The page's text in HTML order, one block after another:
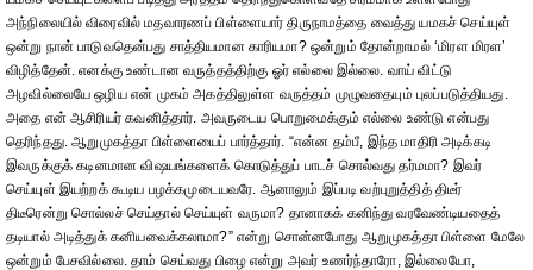
அந்நிலையில் விரைவில் மதவாரணப் பிள்ளையார் திருநாமத்தை வைத்து யமகச் செய்யுள்
ஒன்று நான் பாடுவதென்பது சாத்தியமான காரியமா? ஒன்றும் தோன்றாமல் ‘மிரள மிரள’
விழித்தேன். எனக்கு உண்டான வருத்தத்திற்கு ஓர் எல்லை இல்லை. வாய் விட்டு
அழவில்லையே ஒழிய என் முகம் அகத்திலுள்ள வருத்தம் முழுவதையும் புலப்படுத்தியது.
அதை என் ஆசிரியர் கவனித்தார். அவருடைய பொறுமைக்கும் எல்லை உண்டு என்பது
தெரிந்தது. ஆறுமுகத்தா பிள்ளையைப் பார்த்தார். “என்ன தம்பீ, இந்த மாதிரி அடிக்கடி
இவருக்குக் கடினமான விஷயங்களைக் கொடுத்துப் பாடச் சொல்வது தர்மமா? இவர்
செய்யுள் இயற்றக் கூடிய பழக்கமுடையவரே. ஆனாலும் இப்படி வற்புறுத்தித் திடீர்
திடீரென்று சொல்லச் செய்தால் செய்யுள் வருமா? தானாகக் கனிந்து வரவேண்டியதைத்
தடியால் அடித்துக் கனியவைக்கலாமா?” என்று சொன்னபோது ஆறுமுகத்தா பிள்ளை மேலே
ஒன்றும் பேசவில்லை. தாம் செய்வது பிழை என்று அவர் உணர்ந்தாரோ, இல்லையோ,